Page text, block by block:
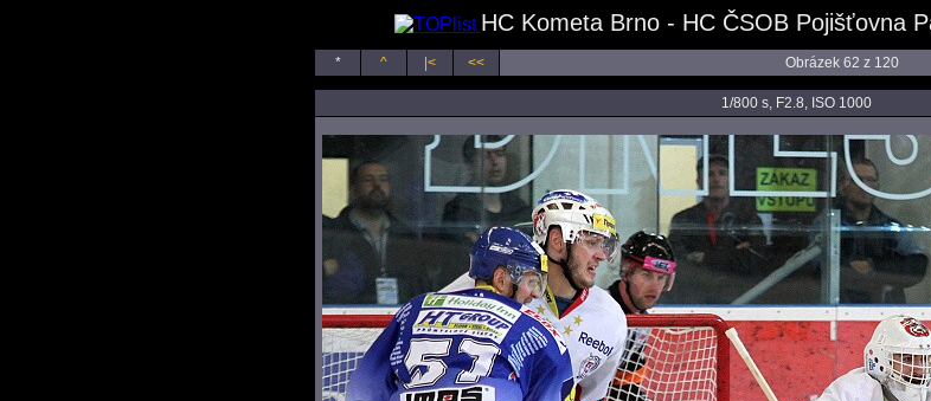
HC Kometa Brno - HC ČSOB Pojišťovna
* ^ |< << Obrázek 62 z 120
1/800 s, F2.8, ISO 1000